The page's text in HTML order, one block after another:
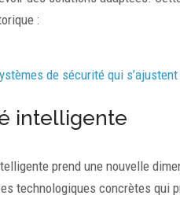
:
de sécurité qui
intelligente
prend une nouvelle
technologiques concrètes qui